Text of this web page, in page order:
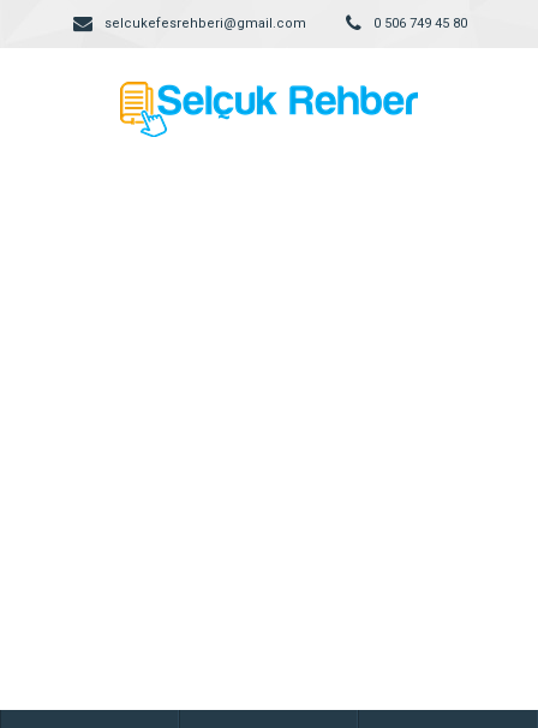
selcukefesrehberi@gmail.com 0 506 749 45 80